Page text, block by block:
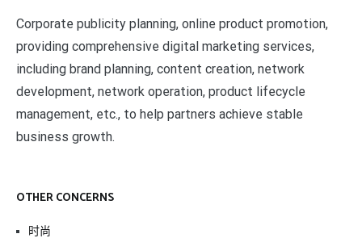
Corporate publicity planning, online product promotion,
providing comprehensive digital marketing services,
including brand planning, content creation, network
development, network operation, product lifecycle
management, etc., to help partners achieve stable
business growth.
OTHER CONCERNS
时尚